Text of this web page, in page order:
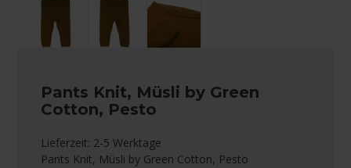
Pants Knit, Müsli by Green
Cotton, Pesto
Lieferzeit: 2-5 Werktage
Pants Knit, Müsli by Green Cotton, Pesto